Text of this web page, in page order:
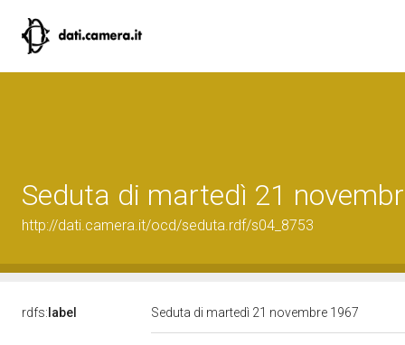
Seduta di martedì 21
http://dati.camera.it/ocd/seduta.rdf/s04_8753
rdfs: label Seduta di martedì 21 novembre 1967